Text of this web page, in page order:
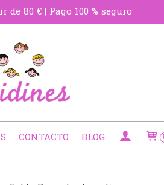
80 € | Pago 100 % seguro
CONTACTO BLOG